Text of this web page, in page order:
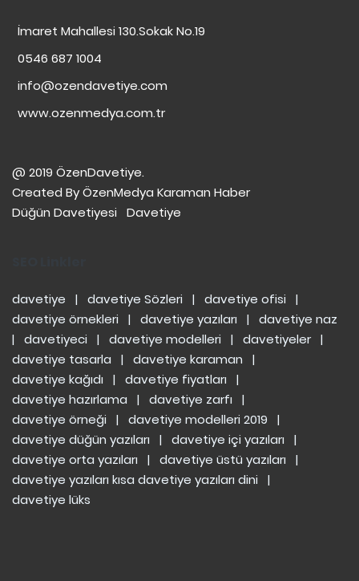
İmaret Mahallesi 130.Sokak No.19
0546 687 1004
info@ozendavetiye.com
www.ozenmedya.com.tr
@ 2019 ÖzenDavetiye.
Created ByÖzenMedya Karaman Haber
Düğün Davetiyesi
Davetiye
davetiye | davetiye Sözleri | davetiye ofisi |
davetiye örnekleri | davetiye yazıları | davetiye naz
| davetiyeci | davetiye modelleri | davetiyeler|
davetiye tasarla | davetiye karaman |
davetiye kağıdı | davetiye fiyatları |
davetiye hazırlama | davetiye zarfı |
davetiye örneği | davetiye modelleri 2019 |
davetiye düğün yazıları | davetiye içi yazıları |
davetiye orta yazıları | davetiye üstü yazıları |
davetiye yazıları kısa davetiye yazıları dini |
davetiye lüks